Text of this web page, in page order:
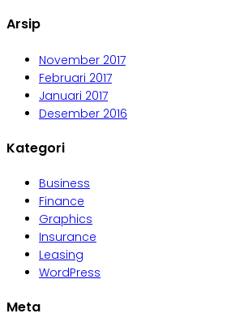
Arsip
November 2017
Februari 2017
Januari 2017
Desember 2016
Kategori
Business
Finance
Graphics
Insurance
Leasing
WordPress
Meta